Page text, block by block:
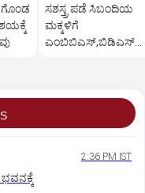
ಸಶಸ್ತ್ರ ಪಡೆ ಸಿಬಂದಿಯ
ಮಕ್ಕಳಿಗೆ
ಎಂಬಿಬಿಎಸ್‌,ಬಿಡಿಎಸ್‌
2:36 PM IST